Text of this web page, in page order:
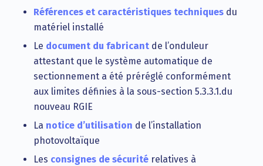
Références et caractéristiques techniquesdu
matériel installé
Le document du fabricantde l’onduleur
attestant que le système automatique de
sectionnement a été préréglé conformément
aux limites définies à la sous-section 5.3.3.1.du
nouveau RGIE
La notice d’utilisation de l’installation
photovoltaïque
Les consignes de sécuritérelatives à